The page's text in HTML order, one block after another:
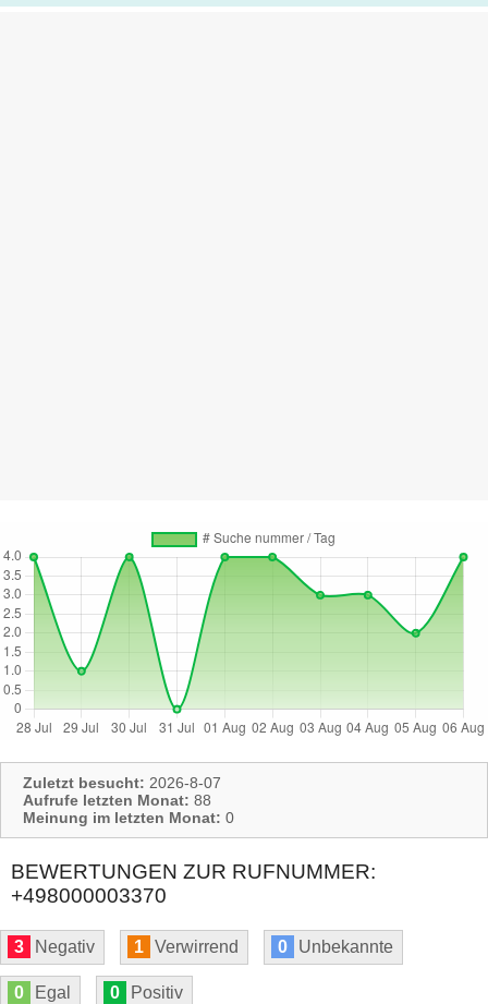
Zuletzt besucht: 2026-8-07
Aufrufe letzten Monat: 88
Meinung im letzten Monat: 0
BEWERTUNGEN ZUR RUFNUMMER:
+498000003370
3 Negativ 1 Verwirrend 0 Unbekannte
0 Egal 0 Positiv